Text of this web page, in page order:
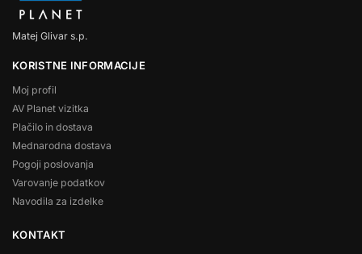
Matej Glivar s.p.
KORISTNE INFORMACIJE
Moj profil
AV Planet vizitka
Plačilo in dostava
Mednarodna dostava
Pogoji poslovanja
Varovanje podatkov
Navodila za izdelke
KONTAKT